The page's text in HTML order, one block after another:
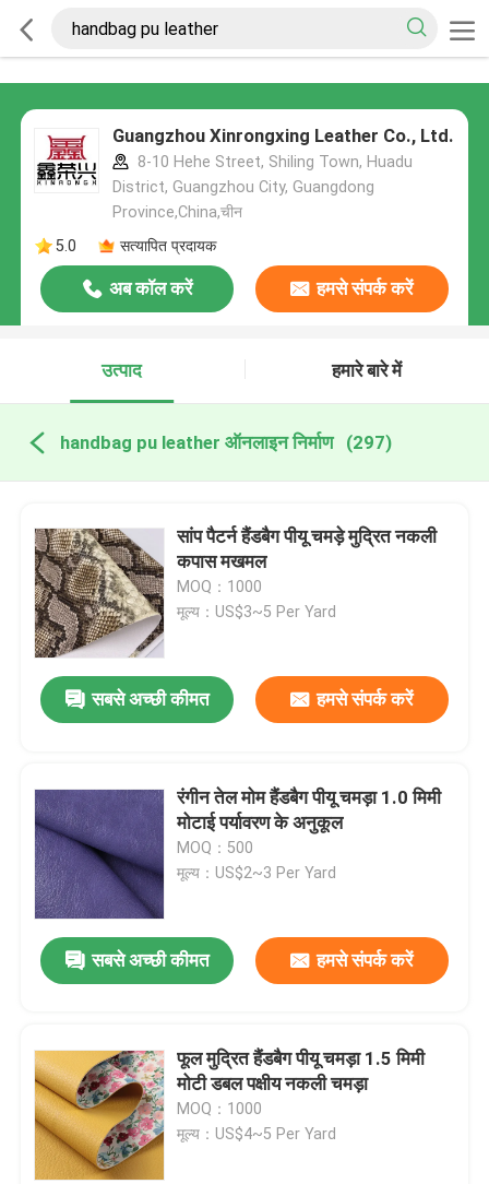
Guangzhou Xinrongxing Leather Co., Ltd.
8-10 Hehe Street, Shiling Town, Huadu
District, Guangzhou City, Guangdong
Province,China,चीन
5.0
सत्यापित प्रदायक
अब कॉल करें हमसे संपर्क करें
उत्पाद हमारे बारे में
handbag pu leather ऑनलाइन निर्माण (297)
सांप पैटर्न हैंडबैग पीयू चमड़े मुद्रित नकली
कपास मखमल
MOQ：1000
मूल्य：US$3~5 Per Yard
सबसे अच्छी कीमत हमसे संपर्क करें
रंगीन तेल मोम हैंडबैग पीयू चमड़ा 1.0 मिमी
मोटाई पर्यावरण के अनुकूल
MOQ：500
मूल्य：US$2~3 Per Yard
सबसे अच्छी कीमत हमसे संपर्क करें
फूल मुद्रित हैंडबैग पीयू चमड़ा 1.5 मिमी
मोटी डबल पक्षीय नकली चमड़ा
MOQ：1000
मूल्य：US$4~5 Per Yard